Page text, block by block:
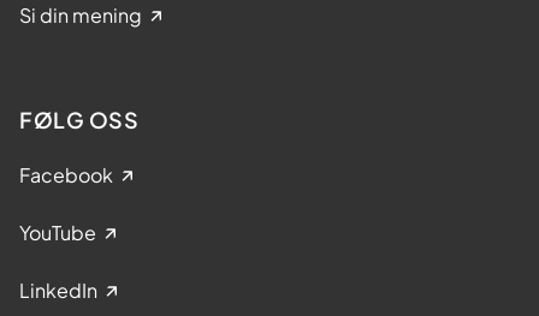
Si din mening
FØLG OSS
Facebook
YouTube
LinkedIn